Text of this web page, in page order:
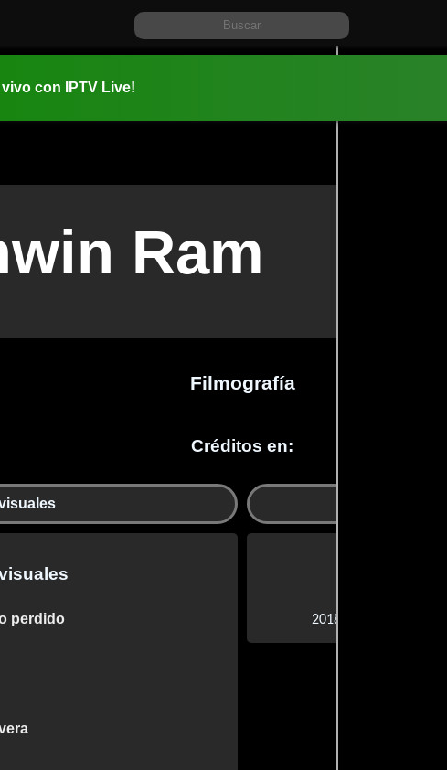
con IPTV Live!
Ram
Filmografía
Créditos en:
perdido 2018 |